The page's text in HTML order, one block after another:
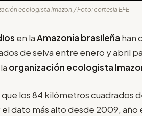
ecologista Imazon./ Foto: cortesía EFE
en laAmazonía brasileña han
de selva entre enero y abril
organización ecologista
los 84 kilómetros cuadrados
dato más alto desde 2009, año